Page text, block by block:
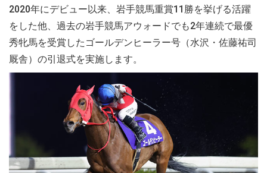
2020年にデビュー以来、岩手競馬重賞11勝を挙げる活躍
をした他、過去の岩手競馬アウォードでも2年連続で最優
秀牝馬を受賞したゴールデンヒーラー号（水沢・佐藤祐司
厩舎）の引退式を実施します。